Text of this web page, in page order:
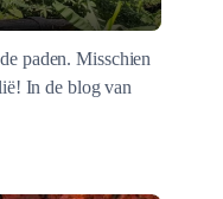
paden. Misschien
In de blog van